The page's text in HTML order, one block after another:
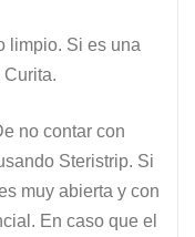
limpio. Si es una
no contar con
Steristrip. Si
muy abierta y con
En caso que el